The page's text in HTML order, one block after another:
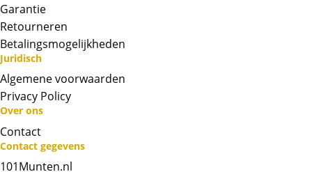
Garantie
Retourneren
Betalingsmogelijkheden
Juridisch
Algemene voorwaarden
Privacy Policy
Over ons
Contact
Contact gegevens
101Munten.nl